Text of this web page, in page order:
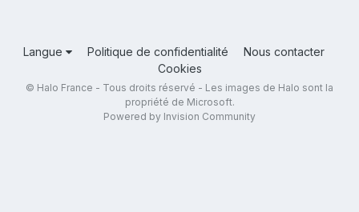
Langue Politique de confidentialité
Nous contacter
Cookies
© Halo France - Tous droits réservé - Les images de Halo sont la
propriété de Microsoft.
Powered by Invision Community